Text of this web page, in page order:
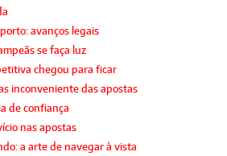
avanços legais
se faça luz
chegou para ficar
inconveniente das apostas
de confiança
nas apostas
a arte de navegar à vista